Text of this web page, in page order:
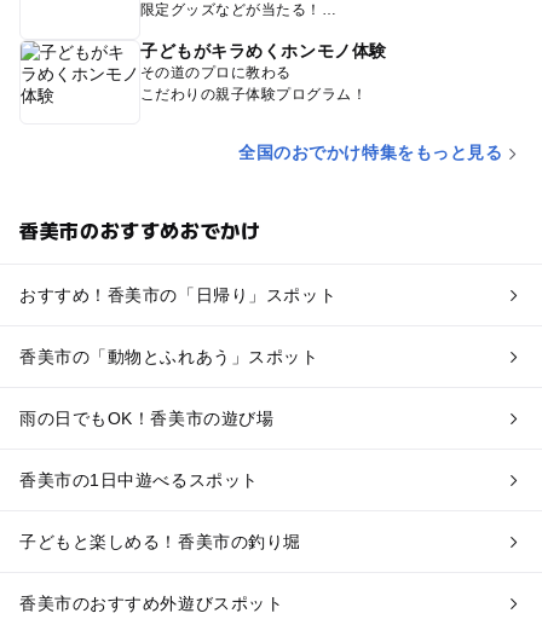
限定グッズなどが当たる！
子どもがキラめくホンモノ体験
その道のプロに教わる
こだわりの親子体験プログラム！
全国のおでかけ特集をもっと見る
香美市のおすすめおでかけ
おすすめ！香美市の「日帰り」スポット
香美市の「動物とふれあう」スポット
雨の日でもOK！香美市の遊び場
香美市の1日中遊べるスポット
子どもと楽しめる！香美市の釣り堀
香美市のおすすめ外遊びスポット